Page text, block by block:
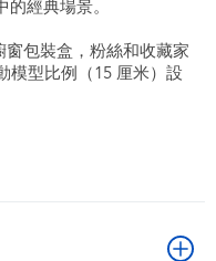
經典場景。
包裝盒，粉絲和收藏家
模型比例（15 厘米）設